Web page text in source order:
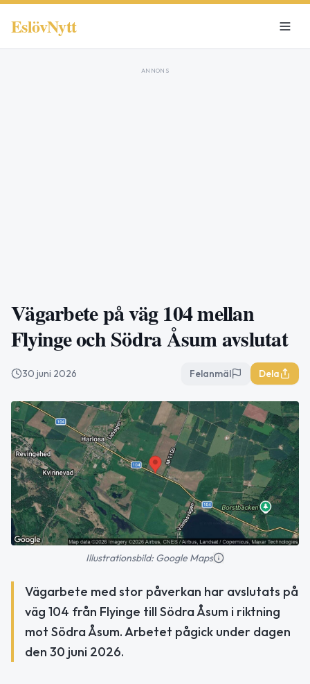
EslövNytt
ANNONS
Vägarbete på väg 104 mellan
Flyinge och Södra Åsum avslutat
30 juni 2026 Felanmäl Dela
Illustrationsbild: Google Maps
Vägarbete med stor påverkan har avslutats på
väg 104 från Flyinge till Södra Åsum i riktning
mot Södra Åsum. Arbetet pågick under dagen
den 30 juni 2026.